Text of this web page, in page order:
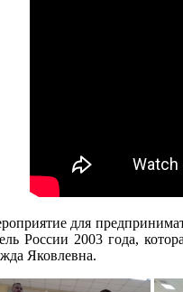
для
России 2003 года,
Яковлевна.